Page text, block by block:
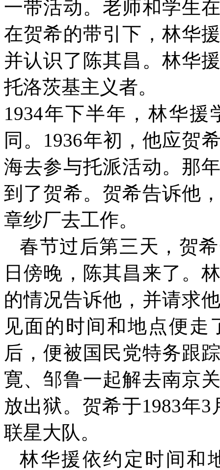
一带活动。老师和学生
在贺希的带引下，林华
并认识了陈其昌。林华
托洛茨基主义者。
1934年下半年，林华援
同。 1936年初，他应贺
海去参与托派活动。那
到了贺希。贺希告诉他
章纱厂去工作。
春节过后第三天，贺
日傍晚，陈其昌来了。
的情况告诉他，并请求
见面的时间和地点便
后，便被国民党特务跟
寛、邹鲁一起解去南京
放出狱。贺希于1983年3
联星大队。
林华援依约定时间和